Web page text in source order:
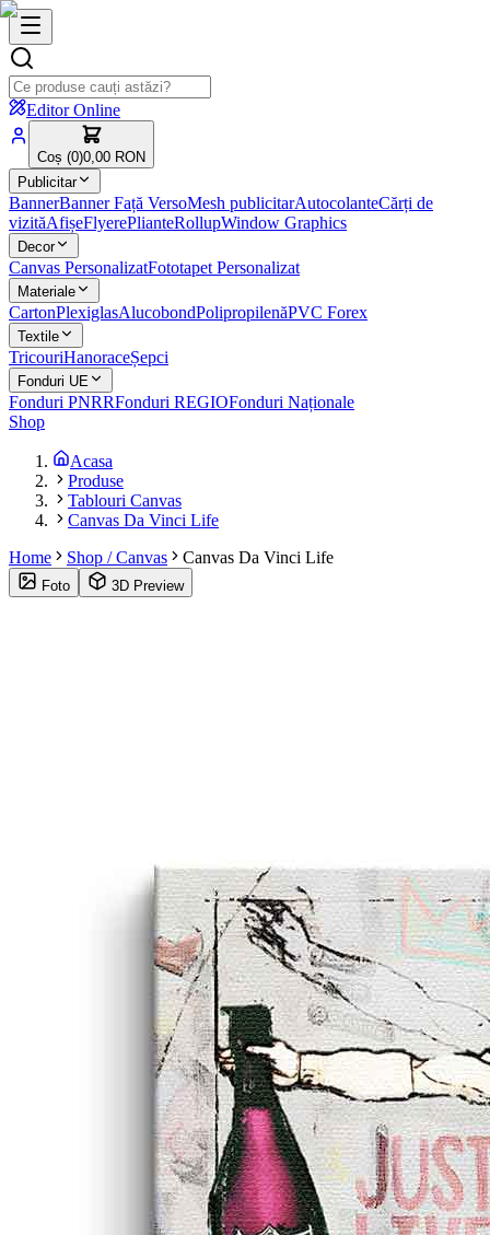
Editor Online
Coș (0)0,00 RON
Publicitar
BannerBanner Față VersoMesh publicitarAutocolanteCărți de
vizităAfișeFlyerePlianteRollupWindow Graphics
Decor
Canvas PersonalizatFototapet Personalizat
Materiale
CartonPlexiglasAlucobondPolipropilenăPVC Forex
Textile
TricouriHanoraceȘepci
Fonduri UE
Fonduri PNRRFonduri REGIOFonduri Naționale
Shop
Acasa
Produse
Tablouri Canvas
Canvas Da Vinci Life
Home
Shop / Canvas Canvas Da Vinci Life
Foto 3D Preview